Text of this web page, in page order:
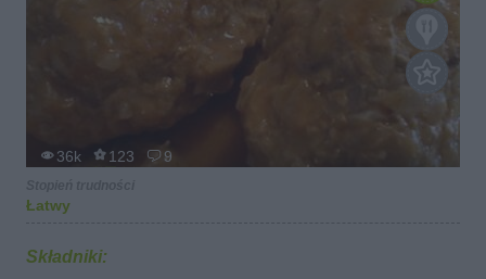
36k 123 9
Łatwy
Składniki: